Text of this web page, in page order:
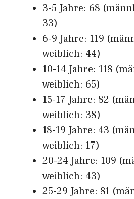
3-5 Jahre: 68
33)
6-9 Jahre: 119
weiblich: 44)
10-14 Jahre: 118
weiblich: 65)
15-17 Jahre: 82
weiblich: 38)
18-19 Jahre: 43
weiblich: 17)
20-24 Jahre: 109
weiblich: 43)
25-29 Jahre: 81